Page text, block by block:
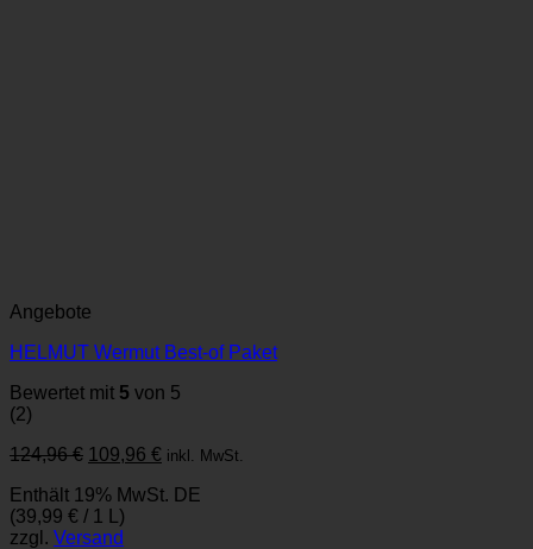
Angebote
HELMUT Wermut Best-of Paket
Bewertet mit 5 von 5
(2)
124,96€ Ursprünglicher
war:
124,96 €
109,96 € Aktueller
ist:
inkl. MwSt.
Enthält 19% MwSt. DE
(39,99 € / 1 L)
zzgl. Versand